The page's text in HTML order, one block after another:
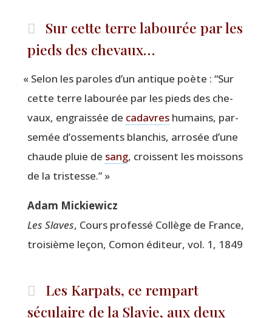
Sur cette terre labourée par les
pieds des chevaux…
« Selon les paroles d’un antique poète : “Sur
cette terre labou­rée par les pieds des che­
vaux, engrais­sée de cadavreshumains, par­
se­mée d’ossements blan­chis, arro­sée d’une
chaude pluie de sang, croissent les mois­sons
de la tristesse.” »
Adam Mickie­wicz
Les Slaves, Cours pro­fes­sé Col­lège de France,
troi­sième leçon, Comon édi­teur, vol. 1, 1849
Les Karpats, ce rempart
séculaire de la Slavie, aux deux